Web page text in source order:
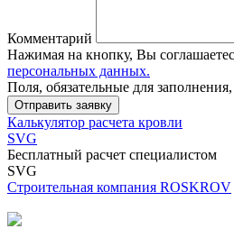
Комментарий
Нажимая на кнопку, Вы
персональных данных.
Поля, обязательные для
Калькулятор расчета кровли
SVG
Бесплатный расчет специалистом
SVG
Строительная компания ROSKROV